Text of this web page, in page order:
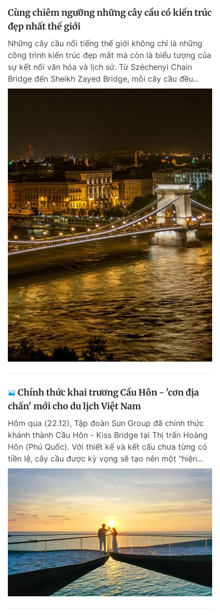
Cùng chiêm ngưỡng những cây cầu có kiến trúc
đẹp nhất thế giới
Những cây cầu nổi tiếng thế giới không chỉ là những
công trình kiến trúc đẹp mắt mà còn là biểu tượng của
sự kết nối văn hóa và lịch sử. Từ Széchenyi Chain
Bridge đến Sheikh Zayed Bridge, mỗi cây cầu đều...
Chính thức khai trương Cầu Hôn - 'cơn địa
chấn' mới cho du lịch Việt Nam
Hôm qua (22.12), Tập đoàn Sun Group đã chính thức
khánh thành Cầu Hôn - Kiss Bridge tại Thị trấn Hoàng
Hôn (Phú Quốc). Với thiết kế và kết cấu chưa từng có
tiền lệ, cây cầu được kỳ vọng sẽ tạo nên một "hiện...